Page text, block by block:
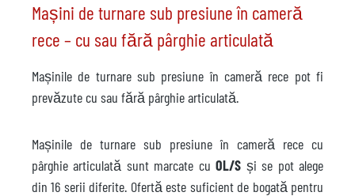
Mașini de turnare sub presiune în cameră
rece – cu sau fără pârghie articulată
Mașinile de turnare sub presiune în cameră rece pot fi
prevăzute cu sau fără pârghie articulată.
Mașinile de turnare sub presiune în cameră rece cu
pârghie articulată sunt marcate cuOL/S și se pot alege
din 16 serii diferite. Ofertă este suficient de bogată pentru